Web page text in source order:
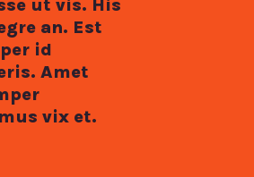
ut vis. His
an. Est
id
Amet
vix et.